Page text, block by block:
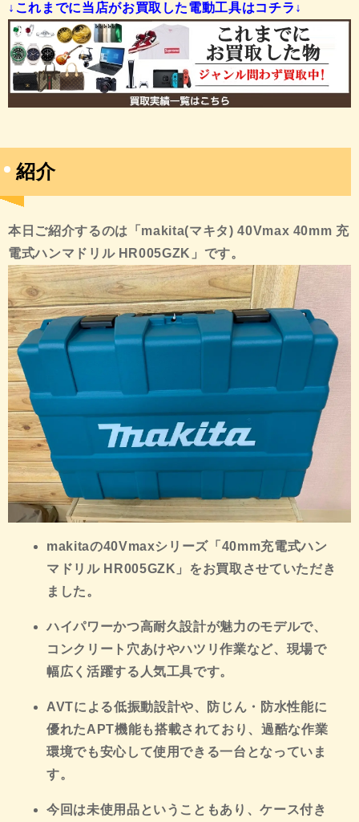
↓これまでに当店がお買取した電動工具はコチラ↓
紹介
本日ご紹介するのは「makita(マキタ) 40Vmax 40mm 充
電式ハンマドリル HR005GZK 」です。
makitaの40Vmaxシリーズ「40mm充電式ハン
マドリル HR005GZK」をお買取させていただき
ました。
ハイパワーかつ高耐久設計が魅力のモデルで、
コンクリート穴あけやハツリ作業など、現場で
幅広く活躍する人気工具です。
AVTによる低振動設計や、防じん・防水性能に
優れたAPT機能も搭載されており、過酷な作業
環境でも安心して使用できる一台となっていま
す。
今回は未使用品ということもあり、ケース付き